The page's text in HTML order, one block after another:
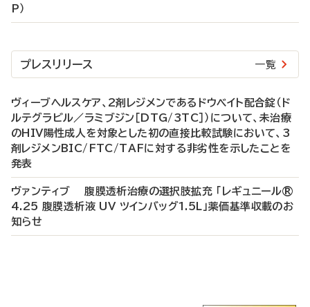
P）
プレスリリース 一覧
ヴィーブヘルスケア、2剤レジメンであるドウベイト配合錠（ド
ルテグラビル／ラミブジン［DTG/3TC］）について、未治療
のHIV陽性成人を対象とした初の直接比較試験において、3
剤レジメンBIC/FTC/TAFに対する非劣性を示したことを
発表
ヴァンティブ 腹膜透析治療の選択肢拡充 「レギュニール®
4.25 腹膜透析液 UV ツインバッグ1.5L」薬価基準収載のお
知らせ